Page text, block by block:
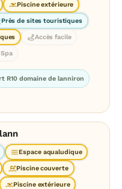
Piscine extérieure
Près de sites touristiques
Accès facile
Spa
R10 domaine de lanniron
Espace aqualudique
Piscine couverte
Piscine extérieure